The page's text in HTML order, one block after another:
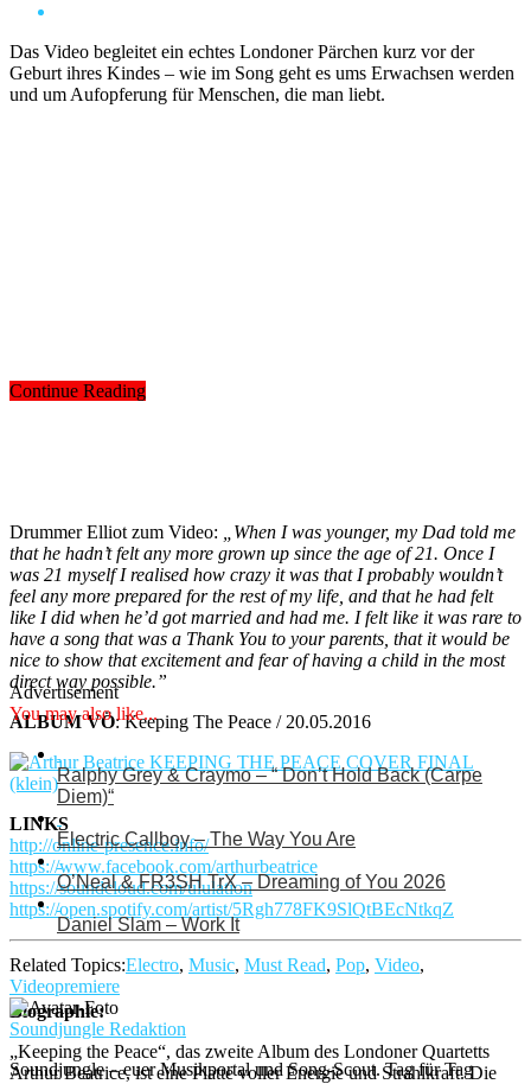
Das Video begleitet ein echtes Londoner Pärchen kurz vor der
Geburt ihres Kindes – wie im Song geht es ums Erwachsen werden
und um Aufopferung für Menschen, die man liebt.
Drummer Elliot zum Video:
„When I was younger, my Dad told me
that he hadn’t felt any more grown up since the age of 21. Once I
was 21 myself I realised how crazy it was that I probably wouldn’t
feel any more prepared for the rest of my life, and that he had felt
like I did when he’d got married and had me. I felt like it was rare to
have a song that was a Thank You to your parents, that it would be
nice to show that excitement and fear of having a child in the most
direct way possible.”
ALBUM VÖ: Keeping The Peace / 20.05.2016
LINKS
http://online-presence.info/
https://www.facebook.com/arthurbeatrice
https://soundcloud.com/ululation
https://open.spotify.com/artist/5Rgh778FK9SlQtBEcNtkqZ
Biographie:
„Keeping the Peace“, das zweite Album des Londoner Quartetts
Arthur Beatrice, ist eine Platte voller Energie und Strahlkraft. Die
Continue Reading
Advertisement
You may also like...
Ralphy Grey & Craymo – “ Don’t Hold Back (Carpe
Diem)“
Electric Callboy – The Way You Are
O’Neal & FR3SH TrX – Dreaming of You 2026
Daniel Slam – Work It
Related Topics:Electro, Music, Must Read, Pop, Video,
Videopremiere
Soundjungle Redaktion
Soundjungle – euer Musikportal und Song-Scout. Tag für Tag